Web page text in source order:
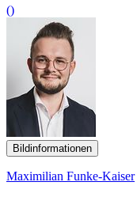
()
Bildinformationen
Maximilian Funke-Kaiser